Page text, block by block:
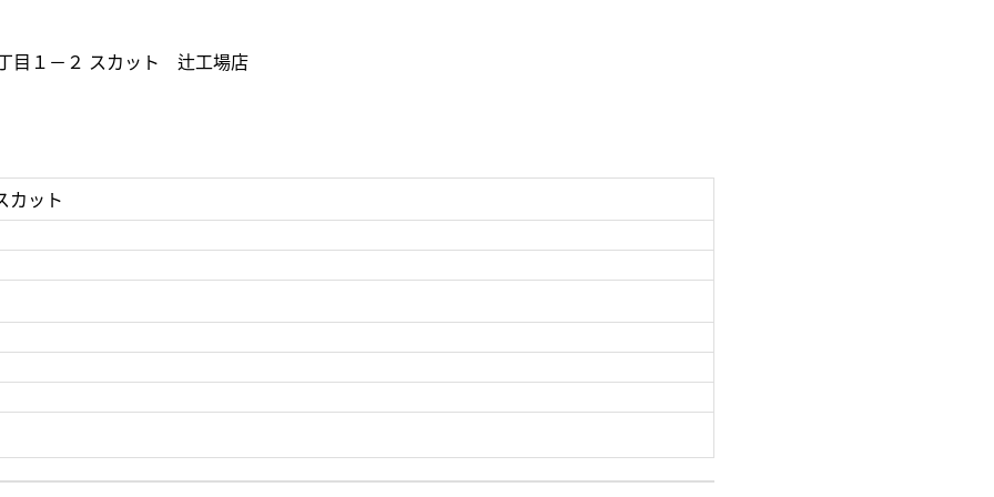
目１－２ スカット 辻工場店
カット